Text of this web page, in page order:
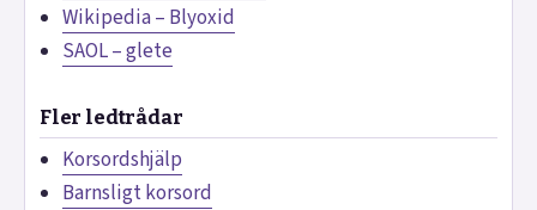
Wikipedia – Blyoxid
SAOL – glete
Fler ledtrådar
Korsordshjälp
Barnsligt korsord